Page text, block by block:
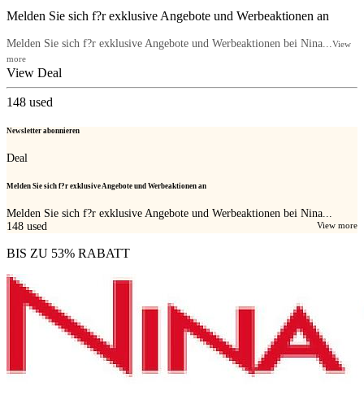
Melden Sie sich f?r exklusive Angebote und Werbeaktionen an
Melden Sie sich f?r exklusive Angebote und Werbeaktionen bei Nina...
View
more
View Deal
148 used
Newsletter abonnieren
Deal
Melden Sie sich f?r exklusive Angebote und Werbeaktionen an
Melden Sie sich f?r exklusive Angebote und Werbeaktionen bei Nina...
View more
148 used
BIS ZU 53% RABATT